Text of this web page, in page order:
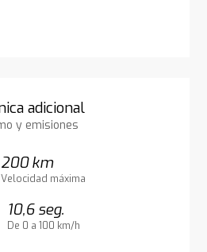
adicional
y emisiones
200 km
Velocidad máxima
10,6 seg.
De 0 a 100 km/h